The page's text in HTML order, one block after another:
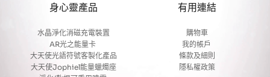
身心靈產品
水晶淨化消磁充電裝置
AR光之能量卡
大天使光語符號客製化產品
大天使Jophiel能量蠟燭座
有用連結
購物車
我的帳戶
條款及細則
隱私權政策